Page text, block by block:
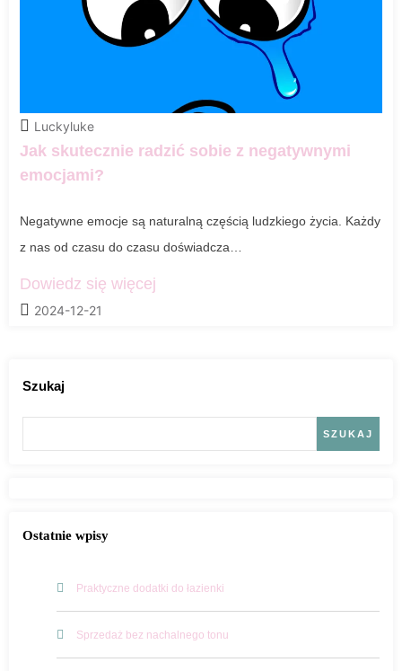
Luckyluke
Jak skutecznie radzić sobie z negatywnymi
emocjami?
Negatywne emocje są naturalną częścią ludzkiego życia. Każdy
z nas od czasu do czasu doświadcza…
Dowiedz się więcej
2024-12-21
Szukaj
SZUKAJ
Ostatnie wpisy
Praktyczne dodatki do łazienki
Sprzedaż bez nachalnego tonu